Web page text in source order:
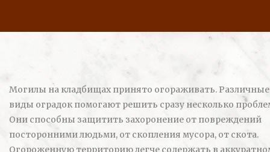
Могилы на кладбищах принято огораживать. Различные
виды оградок помогают решить сразу несколько
Они способны защитить захоронение от повреждений
посторонними людьми, от скопления мусора, от скота.
Огороженную территорию легче содержать в